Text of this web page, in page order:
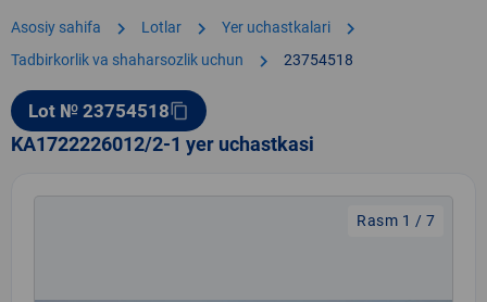
Asosiy sahifa chevron_right Lotlar chevron_right Yer uchastkalari chevron_right
Tadbirkorlik va shaharsozlik uchun chevron_right 23754518
Lot № 23754518content_copy
KA1722226012/2-1 yer uchastkasi
Rasm 1 / 7